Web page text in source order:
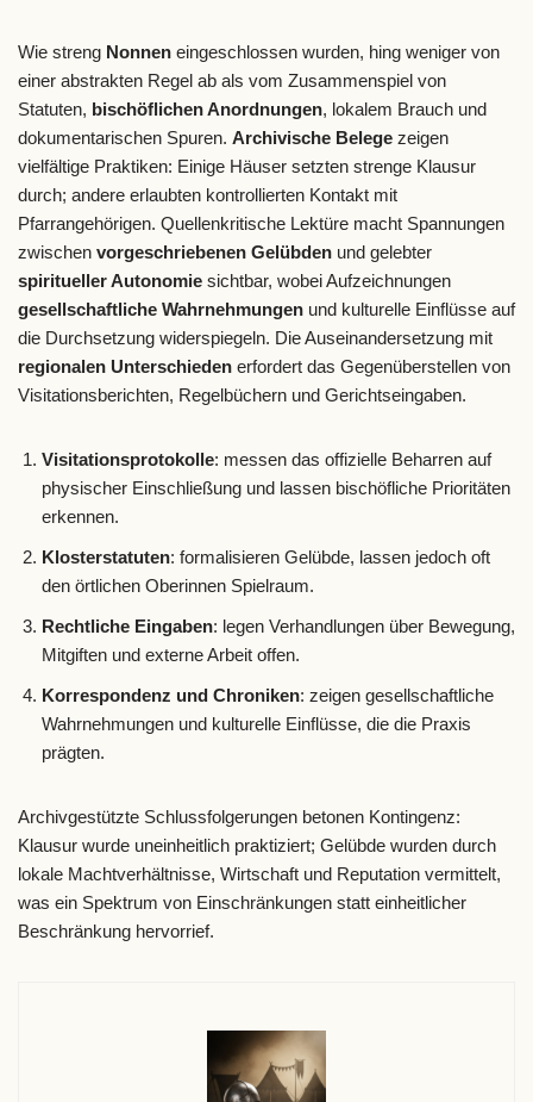
Wie streng Nonnen eingeschlossen wurden, hing weniger von
einer abstrakten Regel ab als vom Zusammenspiel von
Statuten, bischöflichen Anordnungen, lokalem Brauch und
dokumentarischen Spuren. Archivische Belege zeigen
vielfältige Praktiken: Einige Häuser setzten strenge Klausur
durch; andere erlaubten kontrollierten Kontakt mit
Pfarrangehörigen. Quellenkritische Lektüre macht Spannungen
zwischen vorgeschriebenen Gelübden und gelebter
spiritueller Autonomie sichtbar, wobei Aufzeichnungen
gesellschaftliche Wahrnehmungen und kulturelle Einflüsse auf
die Durchsetzung widerspiegeln. Die Auseinandersetzung mit
regionalen Unterschieden erfordert das Gegenüberstellen von
Visitationsberichten, Regelbüchern und Gerichtseingaben.
Visitationsprotokolle: messen das offizielle Beharren auf
physischer Einschließung und lassen bischöfliche Prioritäten
erkennen.
Klosterstatuten: formalisieren Gelübde, lassen jedoch oft
den örtlichen Oberinnen Spielraum.
Rechtliche Eingaben: legen Verhandlungen über Bewegung,
Mitgiften und externe Arbeit offen.
Korrespondenz und Chroniken: zeigen gesellschaftliche
Wahrnehmungen und kulturelle Einflüsse, die die Praxis
prägten.
Archivgestützte Schlussfolgerungen betonen Kontingenz:
Klausur wurde uneinheitlich praktiziert; Gelübde wurden durch
lokale Machtverhältnisse, Wirtschaft und Reputation vermittelt,
was ein Spektrum von Einschränkungen statt einheitlicher
Beschränkung hervorrief.